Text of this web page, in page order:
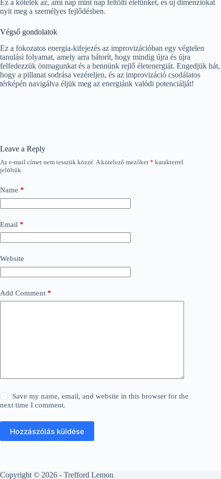
Ez a kötelék az, ami nap mint nap feltölti életünket, és új dimenziókat
nyit meg a személyes fejlődésben.
Végső gondolatok
Ez a fokozatos energia-kifejezés az improvizációban egy végtelen
tanulási folyamat, amely arra bátorít, hogy mindig újra és újra
felfedezzük önmagunkat és a bennünk rejlő életenergiát. Engedjük hát,
hogy a pillanat sodrása vezéreljen, és az improvizáció csodálatos
térképén navigálva éljük meg az energiánk valódi potenciálját!
Leave a Reply
Az e-mail címet nem tesszük közzé.A kötelező mezőket * karakterrel
jelöltük
Name *
Email *
Website
Add Comment *
Save my name, email, and website in this browser for the
next time I comment.
Hozzászólás küldése
Copyright © 2026 - Trefford Lemon